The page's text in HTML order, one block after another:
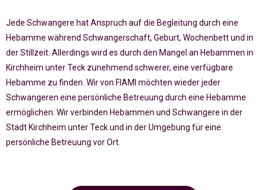
Jede Schwangere hat Anspruch auf die Begleitung durch eine
Hebamme während Schwangerschaft, Geburt, Wochenbett und in
der Stillzeit. Allerdings wird es durch den Mangel an Hebammen in
Kirchheim unter Teck zunehmend schwerer, eine verfügbare
Hebamme zu finden. Wir von FIAMI möchten wieder jeder
Schwangeren eine persönliche Betreuung durch eine Hebamme
ermöglichen. Wir verbinden Hebammen und Schwangere in der
Stadt Kirchheim unter Teck und in der Umgebung für eine
persönliche Betreuung vor Ort.